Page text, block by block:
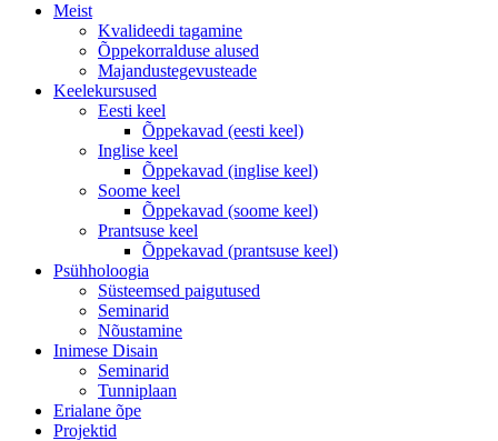
Meist
Kvalideedi tagamine
Õppekorralduse alused
Majandustegevusteade
Keelekursused
Eesti keel
Õppekavad (eesti keel)
Inglise keel
Õppekavad (inglise keel)
Soome keel
Õppekavad (soome keel)
Prantsuse keel
Õppekavad (prantsuse keel)
Psühholoogia
Süsteemsed paigutused
Seminarid
Nõustamine
Inimese Disain
Seminarid
Tunniplaan
Erialane õpe
Projektid